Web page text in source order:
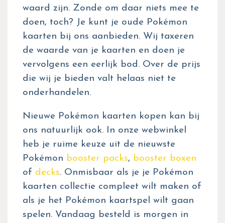
waard zijn. Zonde om daar niets mee te
doen, toch? Je kunt je oude Pokémon
kaarten bij ons aanbieden. Wij taxeren
de waarde van je kaarten en doen je
vervolgens een eerlijk bod. Over de prijs
die wij je bieden valt helaas niet te
onderhandelen.
Nieuwe Pokémon kaarten kopen kan bij
ons natuurlijk ook. In onze webwinkel
heb je ruime keuze uit de nieuwste
Pokémon booster packs, booster boxen
of decks. Onmisbaar als je je Pokémon
kaarten collectie compleet wilt maken of
als je het Pokémon kaartspel wilt gaan
spelen. Vandaag besteld is morgen in